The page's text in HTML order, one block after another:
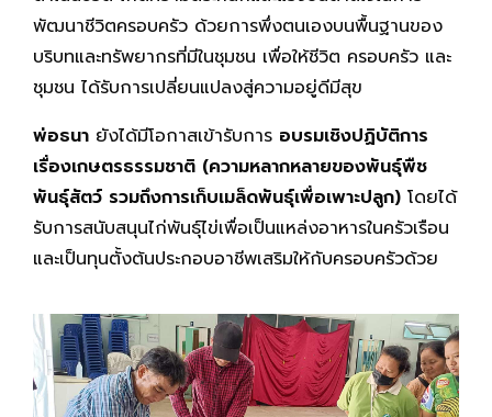
พัฒนาชีวิตครอบครัว ด้วยการพึ่งตนเองบนพื้นฐานของ
บริบทและทรัพยากรที่มีในชุมชน เพื่อให้ชีวิต ครอบครัว และ
ชุมชน ได้รับการเปลี่ยนแปลงสู่ความอยู่ดีมีสุข
พ่อธนา ยังได้มีโอกาสเข้ารับการ อบรมเชิงปฏิบัติการ
เรื่องเกษตรธรรมชาติ (ความหลากหลายของพันธุ์พืช
พันธุ์สัตว์ รวมถึงการเก็บเมล็ดพันธุ์เพื่อเพาะปลูก) โดยได้
รับการสนับสนุนไก่พันธุ์ไข่เพื่อเป็นแหล่งอาหารในครัวเรือน
และเป็นทุนตั้งต้นประกอบอาชีพเสริมให้กับครอบครัวด้วย